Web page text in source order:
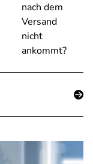
nach dem
Versand
nicht
ankommt?